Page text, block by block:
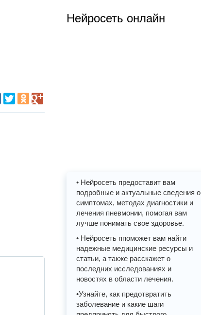
Нейросеть онлайн
• Нейросеть предоставит вам
подробные и актуальные сведения о
симптомах, методах диагностики и
лечения пневмонии, помогая вам
лучше понимать свое здоровье.
• Нейросеть ппоможет вам найти
надежные медицинские ресурсы и
статьи, а также расскажет о
последних исследованиях и
новостях в области лечения.
•Узнайте, как предотвратить
заболевание и какие шаги